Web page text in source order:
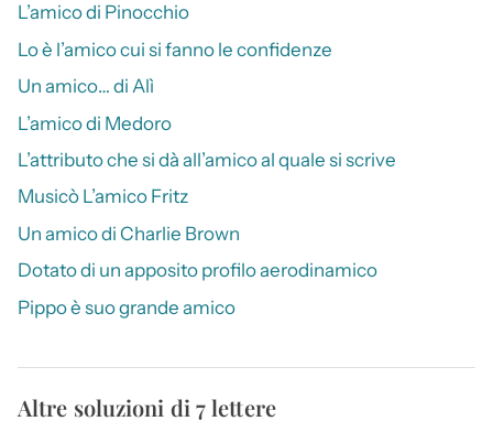
L’amico di Pinocchio
Lo è l’amico cui si fanno le confidenze
Un amico… di Alì
L’amico di Medoro
L’attributo che si dà all’amico al quale si scrive
Musicò L’amico Fritz
Un amico di Charlie Brown
Dotato di un apposito profilo aerodinamico
Pippo è suo grande amico
Altre soluzioni di 7 lettere